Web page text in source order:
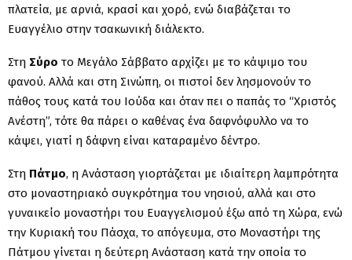
πλατεία, με αρνιά, κρασί και χορό, ενώ διαβάζεται το
Ευαγγέλιο στην τσακωνική διάλεκτο.
Στη Σύρο το Μεγάλο Σάββατο αρχίζει με το κάψιμο του
φανού. Αλλά και στη Σινώπη, οι πιστοί δεν λησμονούν το
πάθος τους κατά του Ιούδα και όταν πει ο παπάς το “Χριστός
Ανέστη”, τότε θα πάρει ο καθένας ένα δαφνόφυλλο να το
κάψει, γιατί η δάφνη είναι καταραμένο δέντρο.
Στη Πάτμο, η Ανάσταση γιορτάζεται με ιδιαίτερη λαμπρότητα
στο μοναστηριακό συγκρότημα του νησιού, αλλά και στο
γυναικείο μοναστήρι του Ευαγγελισμού έξω από τη Χώρα, ενώ
την Κυριακή του Πάσχα, το απόγευμα, στο Μοναστήρι της
Πάτμου γίνεται η δεύτερη Ανάσταση κατά την οποία το